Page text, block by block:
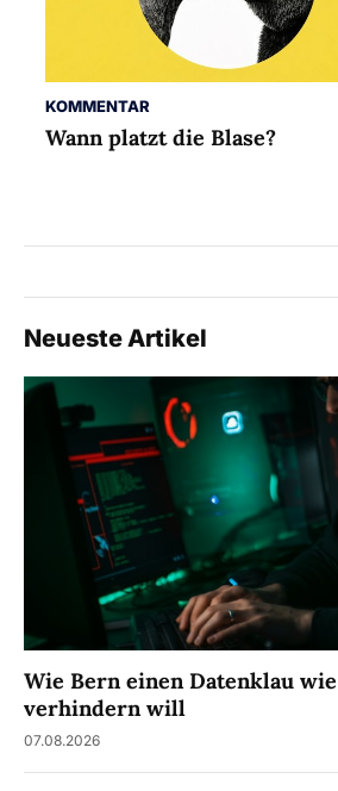
KOMMENTAR
Wann platzt die Blase?
Neueste Artikel
Wie Bern einen Datenklau
verhindern will
07.08.2026